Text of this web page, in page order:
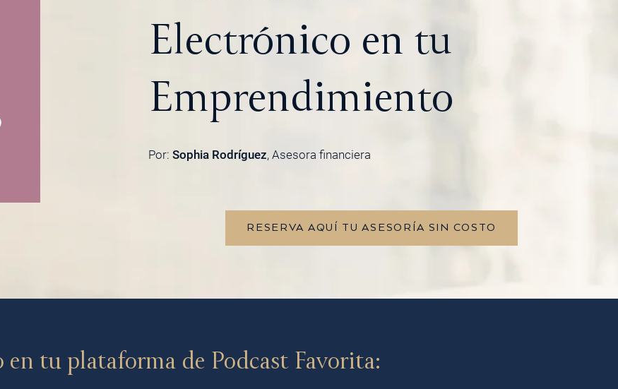
Electrónico en tu
Emprendimiento
Por:Sophia Rodríguez, Asesora financiera
RESERVA AQUÍ TU ASESORÍA SIN COSTO
en tu plataforma de Podcast Favorita: